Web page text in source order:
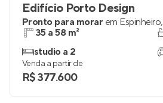
Edifício Porto Design
Pronto para morar em Espinheiro,
35 a 58 m²
studio a 2
Venda a partir de
R$ 377.600